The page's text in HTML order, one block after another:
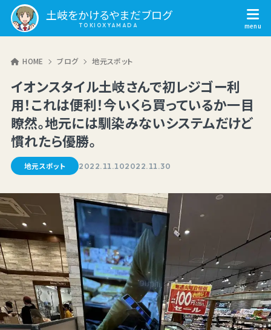
土岐をかけるやまだブログ
HOME ブログ 地元スポット
イオンスタイル土岐さんで初レジゴー利
用！これは便利！今いくら買っているか一目
瞭然。地元には馴染みないシステムだけど
慣れたら優勝。
2022.11.102022.11.30
地元スポット